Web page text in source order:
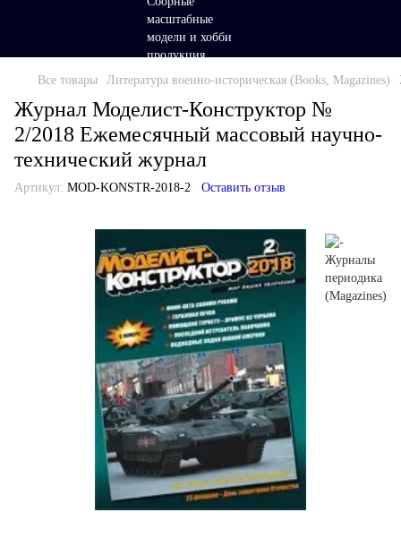
Все товары Литература военно-историческая (Books, Magazines)
Журнал Моделист-Конструктор №
2/2018 Ежемесячный массовый научно-
технический журнал
Артикул: MOD-KONSTR-2018-2 Оставить отзыв